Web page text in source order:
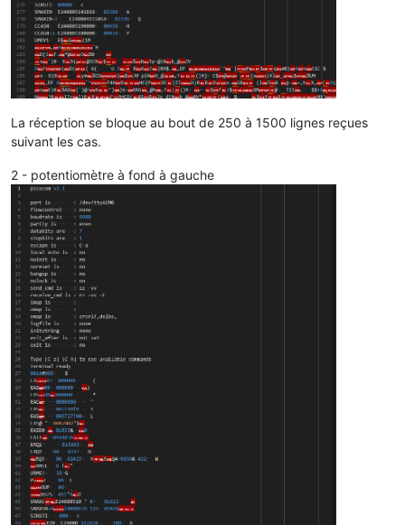
SMAXIN	E240718133125	02090	0
SMAXIN-1	E240717154518	02056	X
CCASN	E240718170000	00000	6
CCASN-1	E240718160000	00000	S
UMOY1	E
M@	TIIl	$4
La réception se bloque au bout de 250 à 1500 lignes reçues
suivant les cas.
2 - potentiomètre à fond à gauche